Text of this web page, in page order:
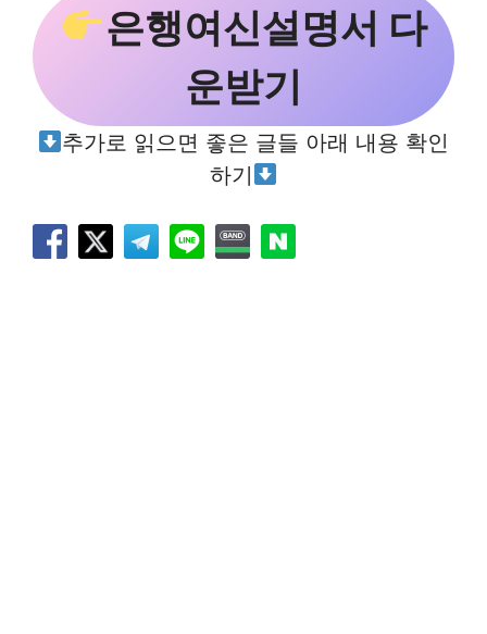
은행여신설명서 다
운받기
추가로 읽으면 좋은 글들 아래 내용 확인
하기